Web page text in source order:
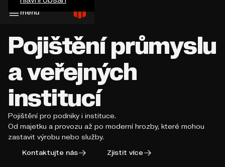
menu
Pojištění průmyslu
a veřejných
institucí
Pojištění pro podniky i instituce.
Od majetku a provozu až po moderní hrozby, které mohou
zastavit výrobu nebo služby.
Kontaktujte nás
Zjistit více